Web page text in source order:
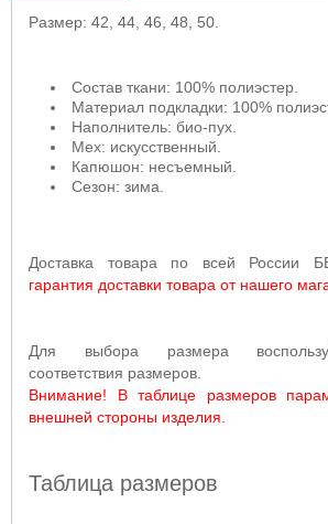
Размер: 42, 44, 46, 48, 50.
Состав ткани: 100% полиэстер
Материал подкладки: 100%
Наполнитель: био-пух.
Мех: искусственный.
Капюшон: несъемный.
Сезон: зима.
Доставка товара по всей России
гарантия доставки товара от нашего
Для выбора размера
соответствия размеров.
Внимание! В таблице размеров
внешней стороны изделия.
Таблица размеров